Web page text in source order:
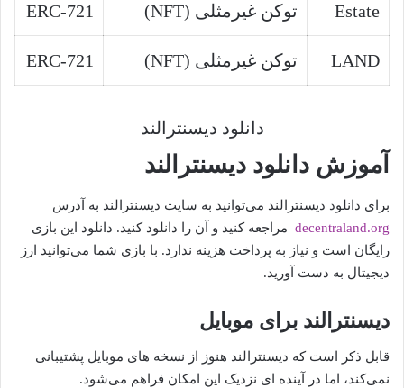
Estate توکن غیرمثلی (NFT) ERC-721
LAND توکن غیرمثلی (NFT) ERC-721
دانلود دیسنترالند
آموزش دانلود دیسنترالند
برای دانلود دیسنترالند می‌توانید به سایت دیسنترالند به آدرس
decentraland.org مراجعه کنید و آن را دانلود کنید. دانلود این بازی
رایگان است و نیاز به پرداخت هزینه ندارد. با بازی شما می‌توانید ارز
دیجیتال به دست آورید.
دیسنترالند برای موبایل
قابل ذکر است که دیسنترالند هنوز از نسخه های موبایل پشتیبانی
نمی‌کند، اما در آینده ای نزدیک این امکان فراهم می‌شود.